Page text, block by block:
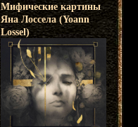
Мифические картины
Яна Лоссела (Yoann
Lossel)